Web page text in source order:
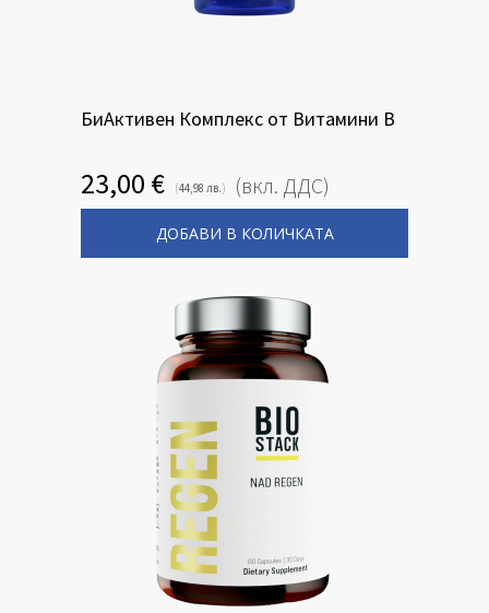
БиАктивен Комплекс от Витамини B
23,00 € (44,98 лв.) (вкл. ДДС)
ДОБАВИ В КОЛИЧКАТА